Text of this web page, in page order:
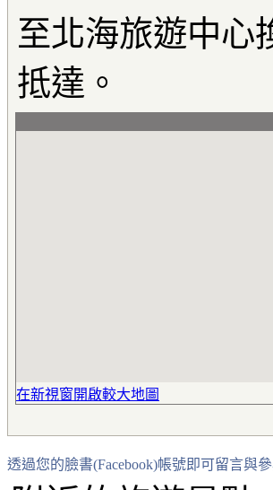
至北海旅遊中心
抵達。
在新視窗開啟較大地圖
透過您的臉書(Facebook)帳號即可留言與